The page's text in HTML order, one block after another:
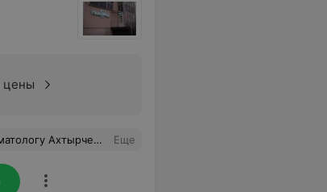
цены
и безболезненно. Побольше бы таких грамотных, с золотыми руками врачей. Еще